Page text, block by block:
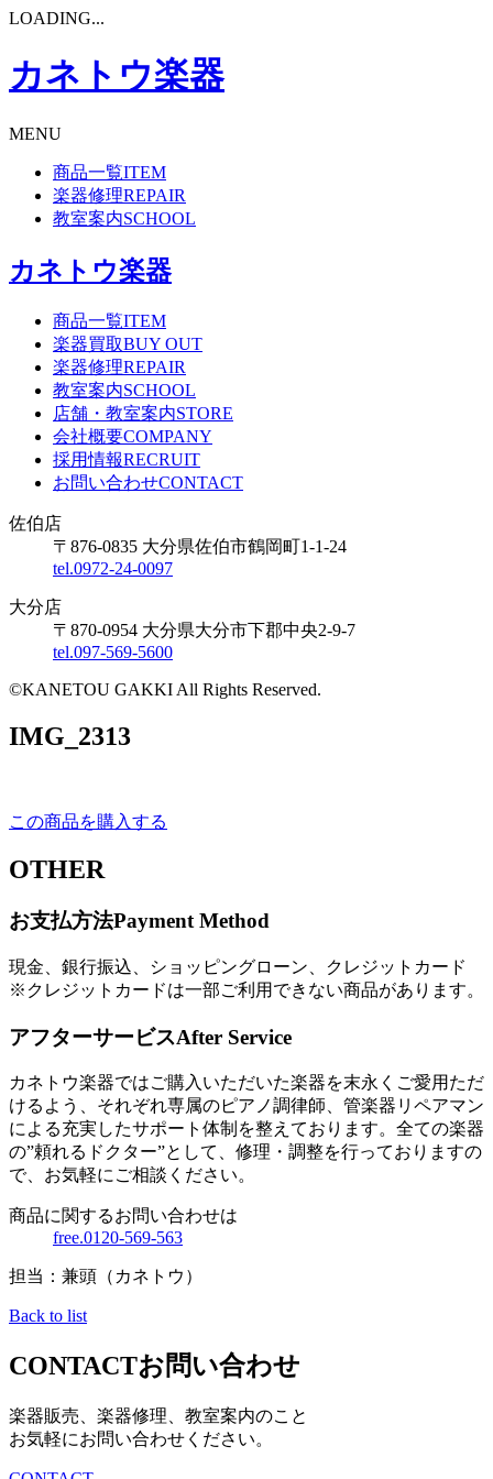
LOADING...
カネトウ楽器
MENU
商品一覧ITEM
楽器修理REPAIR
教室案内SCHOOL
カネトウ楽器
商品一覧ITEM
楽器買取BUY OUT
楽器修理REPAIR
教室案内SCHOOL
店舗・教室案内STORE
会社概要COMPANY
採用情報RECRUIT
お問い合わせCONTACT
佐伯店
〒876-0835 大分県佐伯市鶴岡町1-1-24
tel.0972-24-0097
大分店
〒870-0954 大分県大分市下郡中央2-9-7
tel.097-569-5600
©KANETOU GAKKI All Rights Reserved.
IMG_2313
この商品を購入する
OTHER
お支払方法Payment Method
現金、銀行振込、ショッピングローン、クレジットカード
※クレジットカードは一部ご利用できない商品があります。
アフターサービスAfter Service
カネトウ楽器ではご購入いただいた楽器を末永くご愛用ただ
けるよう、それぞれ専属のピアノ調律師、管楽器リペアマン
による充実したサポート体制を整えております。全ての楽器
の”頼れるドクター”として、修理・調整を行っておりますの
で、お気軽にご相談ください。
商品に関するお問い合わせは
free.0120-569-563
担当：兼頭（カネトウ）
Back to list
CONTACTお問い合わせ
楽器販売、楽器修理、教室案内のこと
お気軽にお問い合わせください。